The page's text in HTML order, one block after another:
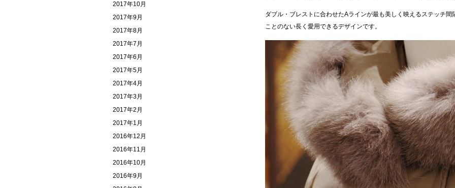
ダブル・ブレストに合わせたAラインが最も美しく映えるステッチ
ことのない長く愛用できるデザインです。
2017年10月
2017年9月
2017年8月
2017年7月
2017年6月
2017年5月
2017年4月
2017年3月
2017年2月
2017年1月
2016年12月
2016年11月
2016年10月
2016年9月